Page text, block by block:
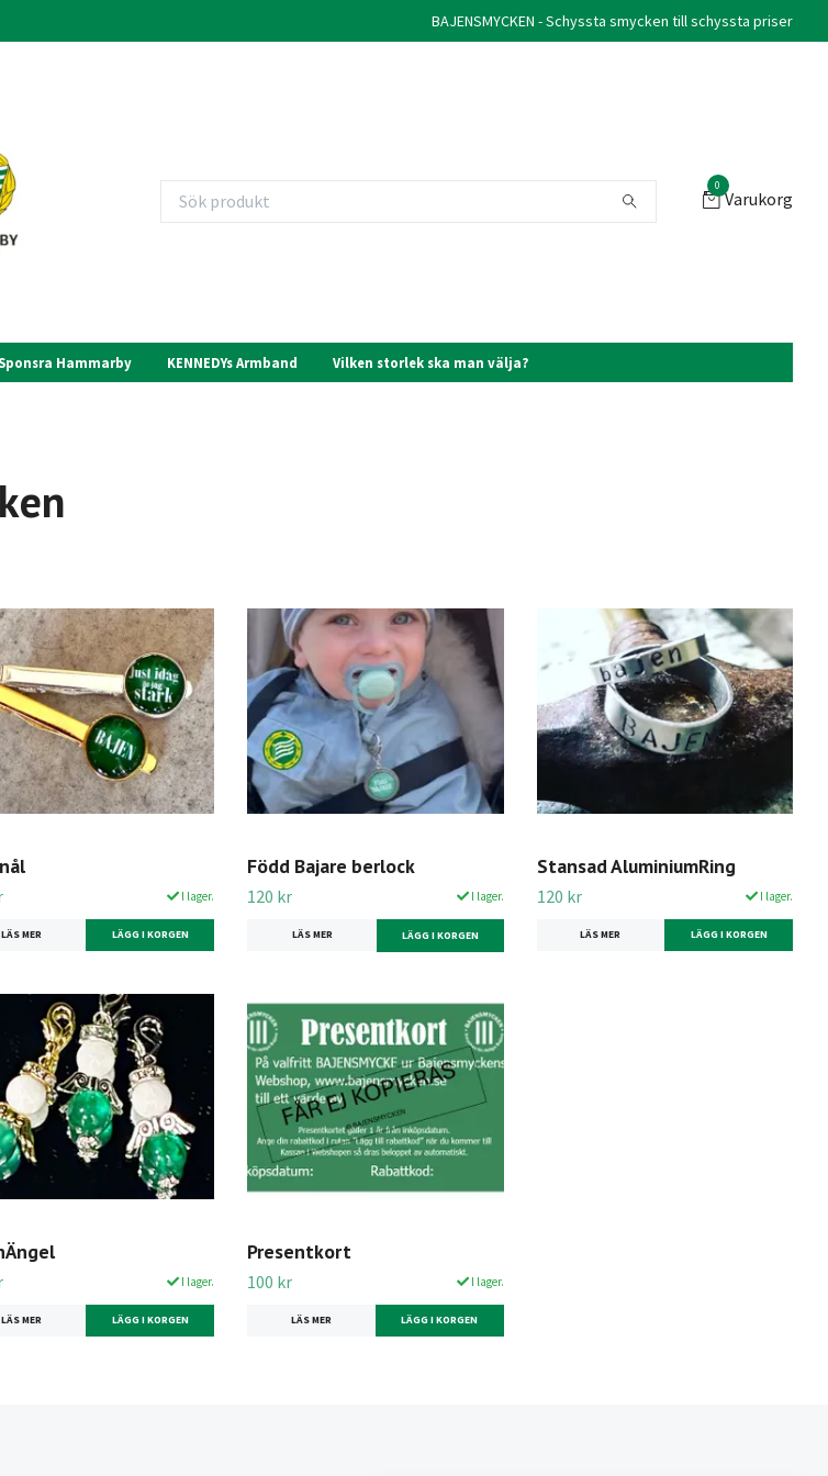
BAJENSMYCKEN - Schyssta smycken till schyssta priser
0
Varukorg
Hammarby KENNEDYs Armband Vilken storlek ska man välja?
I lager.
LÄS MER LÄGG I KORGEN
Född Bajare berlock
120 kr I lager.
LÄS MER
Stansad AluminiumRing
120 kr I lager.
LÄS MER LÄGG I KORGEN
I lager.
LÄS MER LÄGG I KORGEN
Presentkort
100 kr I lager.
LÄS MER LÄGG I KORGEN